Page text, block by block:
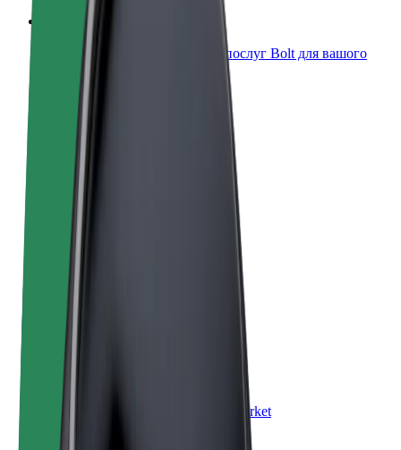
Bolt for Business
Масштабування продуктів та послуг Bolt для вашого
бізнесу
Правила та Умови
Конфіденційність
Файли ку́кі
© 2026 Bolt Technology OÜ
Сервіси
Доставка продуктів Bolt Market